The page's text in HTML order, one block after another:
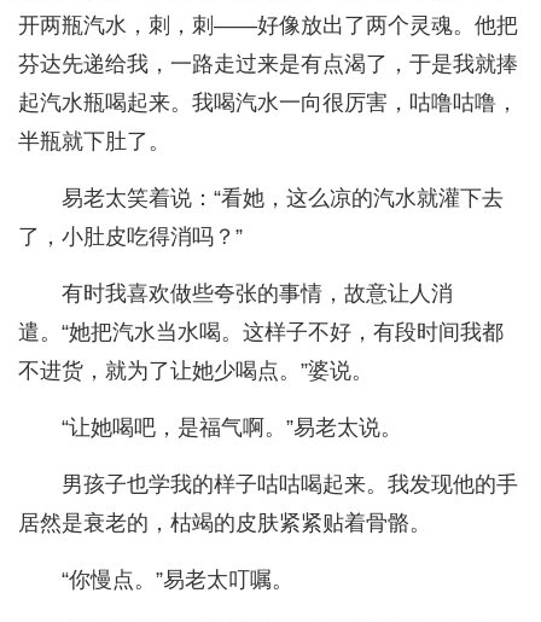
开两瓶汽水，刺，刺——好像放出了两个灵魂。他把
芬达先递给我，一路走过来是有点渴了，于是我就捧
起汽水瓶喝起来。我喝汽水一向很厉害，咕噜咕噜，
半瓶就下肚了。
易老太笑着说：“看她，这么凉的汽水就灌下去
了，小肚皮吃得消吗？”
有时我喜欢做些夸张的事情，故意让人消
遣。“她把汽水当水喝。这样子不好，有段时间我都
不进货，就为了让她少喝点。”婆说。
“让她喝吧，是福气啊。”易老太说。
男孩子也学我的样子咕咕喝起来。我发现他的手
居然是衰老的，枯竭的皮肤紧紧贴着骨骼。
“你慢点。”易老太叮嘱。